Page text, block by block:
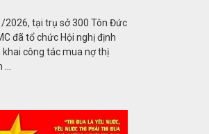
2026, tại trụ sở 300 Tôn Đức
đã tổ chức Hội nghị định
khai công tác mua nợ thị